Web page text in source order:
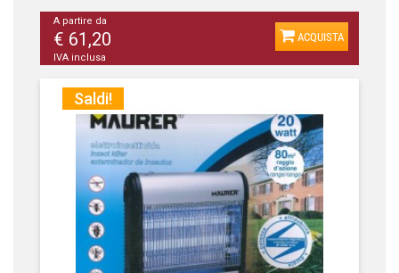
A partire da
€ 61,20
IVA inclusa
ACQUISTA
Saldi!